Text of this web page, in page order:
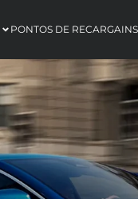
PONTOS DE RECARGA